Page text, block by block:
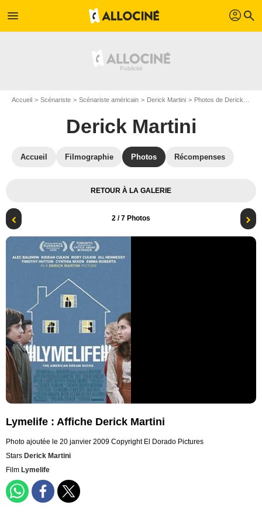
menu profil search
Accueil Scénariste Scénariste américain Derick Martini Photos de Derick Martini
Derick Martini
Accueil Filmographie Photos Récompenses
RETOUR À LA GALERIE
2 / 7 Photos
Lymelife : Affiche Derick Martini
Photo ajoutée le 20 janvier 2009 Copyright El Dorado Pictures
Stars Derick Martini
Film Lymelife